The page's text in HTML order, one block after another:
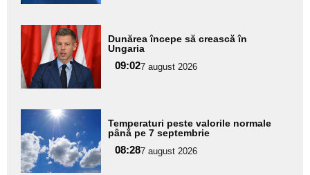
Adaugă
aici textul
pentru
subtitlu
Dunărea începe să crească în
Ungaria
09:027 august 2026
Adaugă
aici textul
pentru
subtitlu
Temperaturi peste valorile normale
până pe 7 septembrie
08:287 august 2026